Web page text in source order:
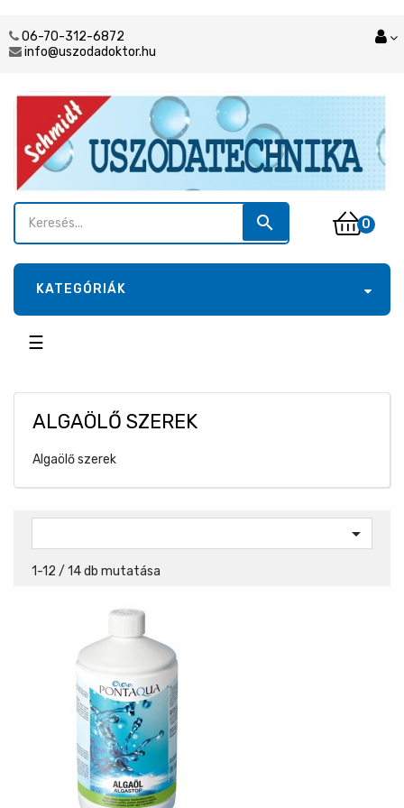
06-70-312-6872
info@uszodadoktor.hu
search 0
KATEGÓRIÁK
Toggle
☰
ALGAÖLŐ SZEREK
Algaölő szerek

1-12 / 14 db mutatása